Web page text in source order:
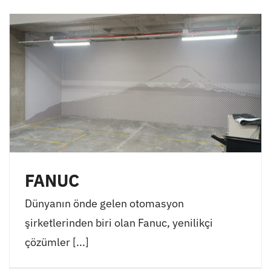
FANUC
Dünyanın önde gelen otomasyon
şirketlerinden biri olan Fanuc, yenilikçi
çözümler [...]